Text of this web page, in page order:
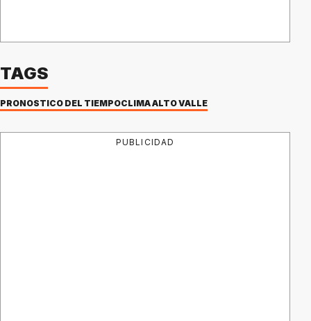
TAGS
PRONÓSTICO DEL TIEMPOCLIMA ALTO VALLE
PUBLICIDAD